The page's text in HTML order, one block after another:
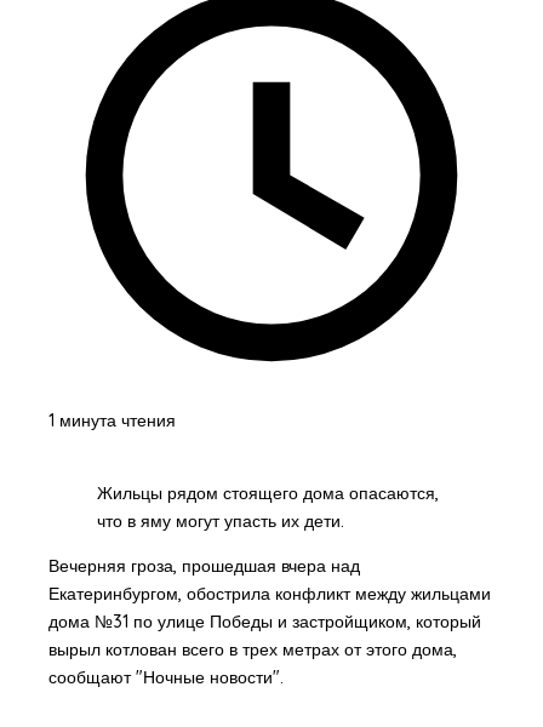
1 минута чтения
Жильцы рядом стоящего дома опасаются,
что в яму могут упасть их дети.
Вечерняя гроза, прошедшая вчера над
Екатеринбургом, обострила конфликт между жильцами
дома №31 по улице Победы и застройщиком, который
вырыл котлован всего в трех метрах от этого дома,
сообщают "Ночные новости".